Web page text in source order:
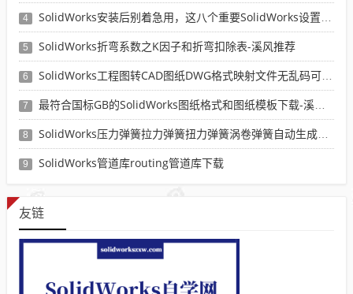
4 SolidWorks安装后别着急用，这八个重要SolidWorks设置可以提高你的画图效率
5 SolidWorks折弯系数之K因子和折弯扣除表-溪风推荐
6 SolidWorks工程图转CAD图纸DWG格式映射文件无乱码可分层-溪风亲测推荐
7 最符合国标GB的SolidWorks图纸格式和图纸模板下载-溪风专用版
8 SolidWorks压力弹簧拉力弹簧扭力弹簧涡卷弹簧自动生成宏程序下载
9 SolidWorks管道库routing管道库下载
友链